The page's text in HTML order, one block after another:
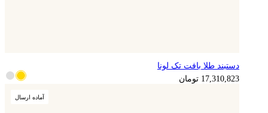
4,327,706 تومان
دستبند طلا بافت تک لونا
17,310,823 تومان
آماده ارسال